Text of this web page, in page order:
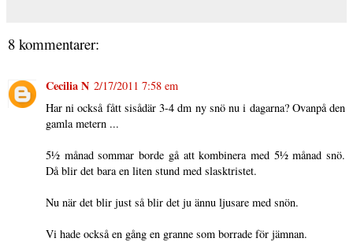
8 kommentarer:
Cecilia N 2/17/2011 7:58 em
Har ni också fått sisådär 3-4 dm ny snö nu i dagarna? Ovanpå den
gamla metern ...
5½ månad sommar borde gå att kombinera med 5½ månad snö.
Då blir det bara en liten stund med slasktristet.
Nu när det blir just så blir det ju ännu ljusare med snön.
Vi hade också en gång en granne som borrade för jämnan.